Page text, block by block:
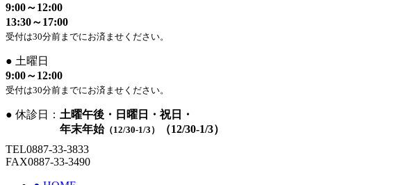
9:00～12:00
13:30～17:00
受付は30分前までにお済ませください。
● 土曜日
9:00～12:00
受付は30分前までにお済ませください。
● 休診日： 土曜午後・日曜日・祝日・
年末年始（12/30-1/3）
（12/30-1/3）
TEL0887-33-3833
FAX0887-33-3490